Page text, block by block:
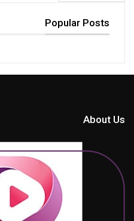
Popular Posts
About Us